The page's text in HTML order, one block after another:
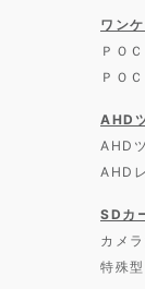
ワン
ＰＯ
ＰＯ
AHD
AHD
AHD
SDカ
カメ
特殊型